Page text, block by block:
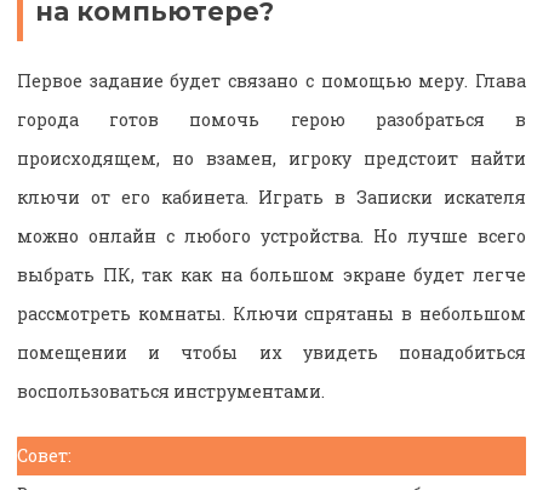
на компьютере?
Первое задание будет связано с помощью меру. Глава
города готов помочь герою разобраться в
происходящем, но взамен, игроку предстоит найти
ключи от его кабинета. Играть в Записки искателя
можно онлайн с любого устройства. Но лучше всего
выбрать ПК, так как на большом экране будет легче
рассмотреть комнаты. Ключи спрятаны в небольшом
помещении и чтобы их увидеть понадобиться
воспользоваться инструментами.
Совет: